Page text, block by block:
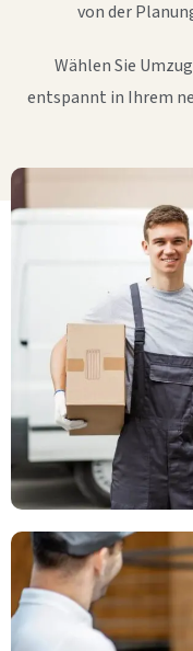
von der
Wählen Sie
entspannt in Ihrem